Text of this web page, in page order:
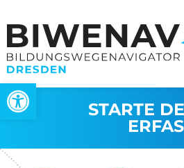
Werkzeugleiste öffnen
STARTE